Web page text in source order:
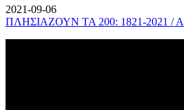
2021-09-06
ΠΛΗΣΙΑΖΟΥΝ ΤΑ 200: 1821-